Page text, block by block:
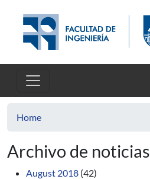
Home
Archivo de noticias
August 2018 (42)